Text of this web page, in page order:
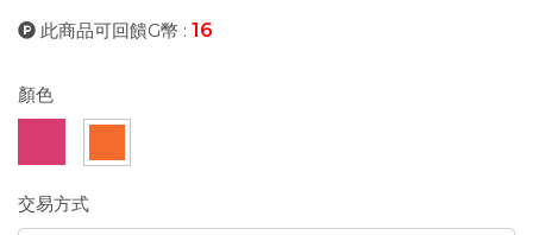
此商品可回饋G幣 : 16
顏色
交易方式